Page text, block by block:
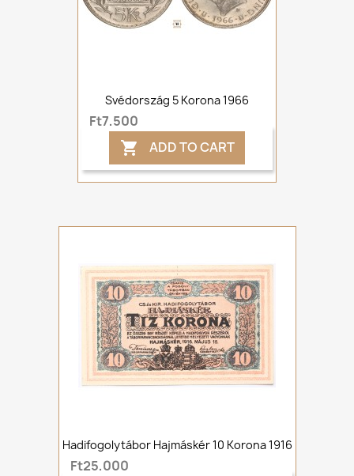
Svédország 5 Korona 1966
Ft7,500
 ADD TO CART
Hadifogolytábor Hajmáskér 10 Korona 1916
Ft25,000